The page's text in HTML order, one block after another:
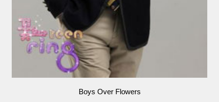
Boys Over Flowers